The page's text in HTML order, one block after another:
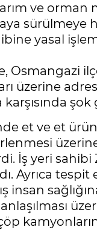
ve
sürülmeye
yasal
Osmangazi
üzerine
karşısında
et ve et
İş yeri
Ayrıca
insan